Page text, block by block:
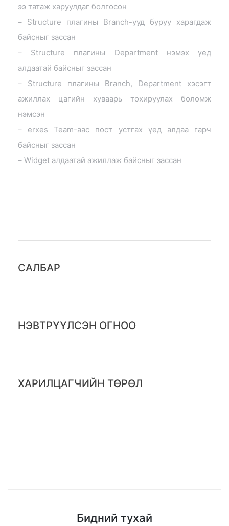
ээ татаж харуулдаг болгосон
– Structure плагины Branch-ууд буруу харагдаж
байсныг зассан
– Structure плагины Department нэмэх үед
алдаатай байсныг зассан
– Structure плагины Branch, Department хэсэгт
ажиллах цагийн хуваарь тохируулах боломж
нэмсэн
– erxes Team-аас пост устгах үед алдаа гарч
байсныг зассан
– Widget алдаатай ажиллаж байсныг зассан
САЛБАР
НЭВТРҮҮЛСЭН ОГНОО
ХАРИЛЦАГЧИЙН ТӨРӨЛ
Бидний тухай